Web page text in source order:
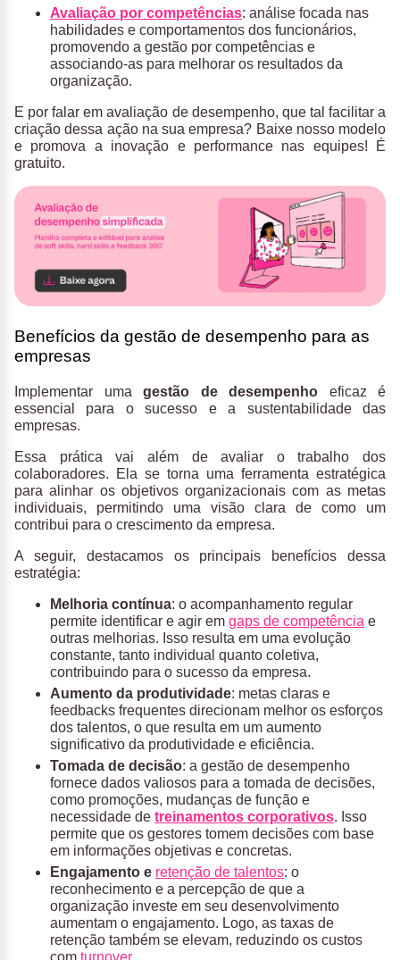
Avaliação por competências: análise focada nas
habilidades e comportamentos dos funcionários,
promovendo a gestão por competências e
associando-as para melhorar os resultados da
organização.
E por falar em avaliação de desempenho, que tal facilitar a
criação dessa ação na sua empresa? Baixe nosso modelo
e promova a inovação e performance nas equipes! É
gratuito.
Benefícios da gestão de desempenho para as
empresas
Implementar uma gestão de desempenho eficaz é
essencial para o sucesso e a sustentabilidade das
empresas.
Essa prática vai além de avaliar o trabalho dos
colaboradores. Ela se torna uma ferramenta estratégica
para alinhar os objetivos organizacionais com as metas
individuais, permitindo uma visão clara de como um
contribui para o crescimento da empresa.
A seguir, destacamos os principais benefícios dessa
estratégia:
Melhoria contínua: o acompanhamento regular
permite identificar e agir em gaps de competência e
outras melhorias. Isso resulta em uma evolução
constante, tanto individual quanto coletiva,
contribuindo para o sucesso da empresa.
Aumento da produtividade: metas claras e
feedbacks frequentes direcionam melhor os esforços
dos talentos, o que resulta em um aumento
significativo da produtividade e eficiência.
Tomada de decisão: a gestão de desempenho
fornece dados valiosos para a tomada de decisões,
como promoções, mudanças de função e
necessidade de treinamentos corporativos. Isso
permite que os gestores tomem decisões com base
em informações objetivas e concretas.
Engajamento e retenção de talentos: o
reconhecimento e a percepção de que a
organização investe em seu desenvolvimento
aumentam o engajamento. Logo, as taxas de
retenção também se elevam, reduzindo os custos
com turnover